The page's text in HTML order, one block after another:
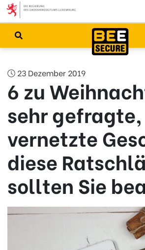
23 Dezember 2019
6 zu
sehr gefragte,
vernetzte
diese
sollten Sie